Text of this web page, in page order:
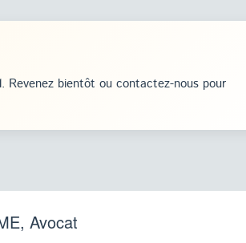
Revenez bientôt ou contactez-nous pour
, Avocat